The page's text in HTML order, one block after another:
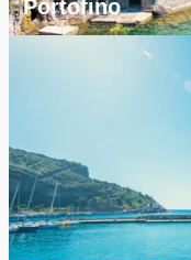
Portofino